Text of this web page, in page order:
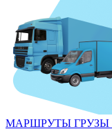
МАРШРУТЫ ГРУЗЫ